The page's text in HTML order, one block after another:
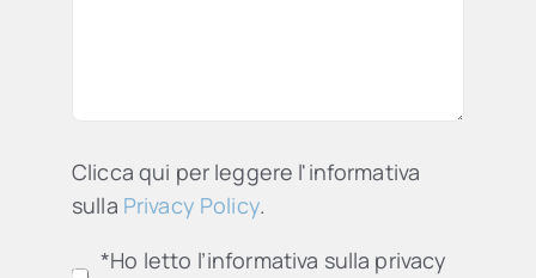
Clicca qui per leggere l'informativa
sulla Privacy Policy.
*Ho letto l’informativa sulla privacy